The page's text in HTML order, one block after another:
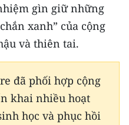
gìn giữ những
xanh” của cộng
và thiên tai.
đã phối hợp cộng
khai nhiều hoạt
học và phục hồi